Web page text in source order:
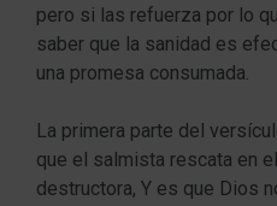
pero si las refuerza por lo
saber que la sanidad es
una promesa consumada.
La primera parte del
que el salmista rescata en
destructora, Y es que Dios